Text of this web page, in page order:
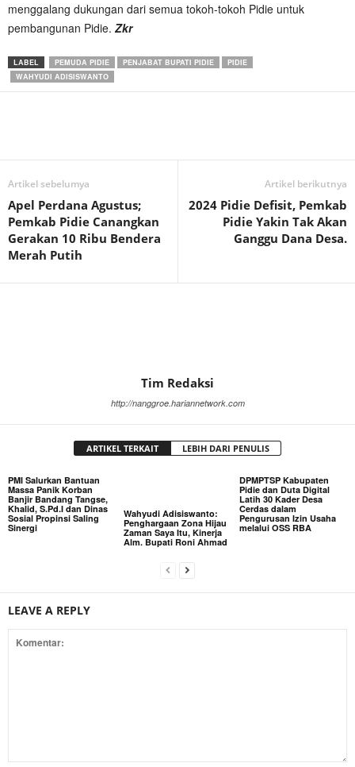
menggalang dukungan dari semua tokoh-tokoh Pidie untuk
pembangunan Pidie. Zkr
LABEL PEMUDA PIDIE PENJABAT BUPATI PIDIE
PIDIE
WAHYUDI ADISISWANTO
Artikel sebelumya
Apel Perdana Agustus;
Pemkab Pidie Canangkan
Gerakan 10 Ribu Bendera
Merah Putih
Artikel berikutnya
2024 Pidie Defisit, Pemkab
Pidie Yakin Tak Akan
Ganggu Dana Desa.
Tim Redaksi
http://nanggroe.hariannetwork.com
ARTIKEL TERKAIT LEBIH DARI PENULIS
PMI Salurkan Bantuan
Massa Panik Korban
Banjir Bandang Tangse,
Khalid, S.Pd.I dan Dinas
Sosial Propinsi Saling
Sinergi
Wahyudi Adisiswanto:
Penghargaan Zona Hijau
Zaman Saya Itu, Kinerja
Alm. Bupati Roni Ahmad
DPMPTSP Kabupaten
Pidie dan Duta Digital
Latih 30 Kader Desa
Cerdas dalam
Pengurusan Izin Usaha
melalui OSS RBA
LEAVE A REPLY